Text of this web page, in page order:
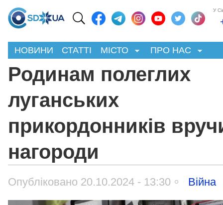
У
НОВИНИ СТАТТІ МІСТО ПРО НАС
Родинам полеглих
луганських
прикордонників
нагороди
Опубліковано 20.10.2024 - 13:30 Війна